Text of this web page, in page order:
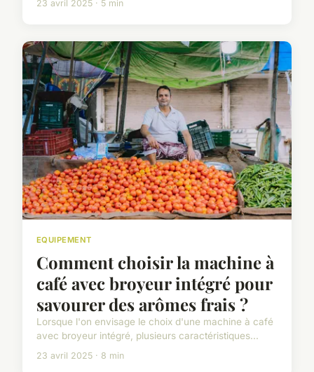
23 avril 2025 · 5 min
EQUIPEMENT
Comment choisir la machine à
café avec broyeur intégré pour
savourer des arômes frais ?
Lorsque l'on envisage le choix d'une machine à café
avec broyeur intégré, plusieurs caractéristiques...
23 avril 2025 · 8 min